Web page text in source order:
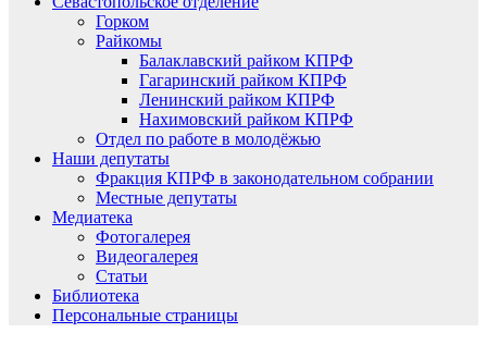
Горком
Райкомы
Балаклавский райком КПРФ
Гагаринский райком КПРФ
Ленинский райком КПРФ
Нахимовский райком КПРФ
Отдел по работе в молодёжью
Наши депутаты
Фракция КПРФ в законодательном собрании
Местные депутаты
Медиатека
Фотогалерея
Видеогалерея
Статьи
Библиотека
Персональные страницы